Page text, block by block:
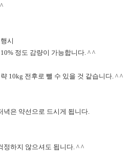
시
정도 감량이 가능합니다. ^ ^
10kg 전후로 뺄 수 있을 것 같습니다. ^ ^
녁은 약선으로 드시게 됩니다.
정하지 않으셔도 됩니다. ^ ^